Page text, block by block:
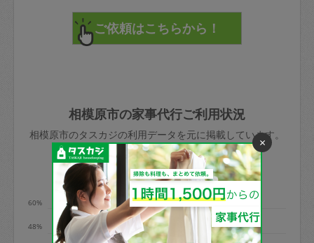
直前キャンセル料：
72時間前〜24時間前＝依頼料金の50%
依頼者不在による当日キャンセル＝依頼
金額の100%＋交通費全額
※例：依頼日時／土曜日午前9時開始の場
合、水曜日午前9時以降はキャンセル料が
発生
水曜日9時〜金曜日9時まで＝依頼料金の
50%
みてください。
その後、一番気に入ったタスカジさんに
てください。
不在時に部屋に入るためにタスカジさん
きた場合は損害保険の対象外となるので
ご注意ください。
で、必ず鍵のかかるロッカーや金庫に入
れて依頼者の責任の元管理するよう心掛
けてください。
玉、など
あわせてこちらも参照ください：初めて
利用します。注意しなくてはいけない点
はありますか？
相模原市の家事代行ご利用状況
相模原市のタスカジの利用データを元に掲載しています。
利用の多い曜日は？
48%
60%
×